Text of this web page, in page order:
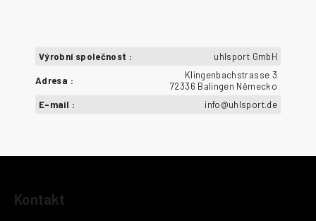
Výrobní společnost : uhlsport GmbH
Adresa :
Klingenbachstrasse 3
72336 Balingen Německo
E-mail : info@uhlsport.de
Kontakt